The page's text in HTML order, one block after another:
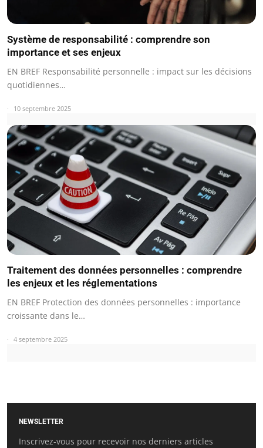
Système de responsabilité : comprendre son
importance et ses enjeux
EN BREF Responsabilité personnelle : impact sur les décisions
quotidiennes…
10 septembre 2025
Traitement des données personnelles : comprendre
les enjeux et les réglementations
EN BREF Protection des données personnelles : importance
croissante dans le…
4 septembre 2025
NEWSLETTER
Inscrivez-vous pour recevoir nos derniers articles